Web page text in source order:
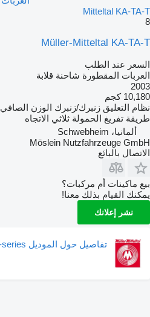
Mitteltal KA-TA-T
8
Müller-Mitteltal KA-TA-T
السعر عند الطلب
العربات المقطورة شاحنة قلابة
2003
10,180 كجم
نظام التعليق زنبرك/زنبرك الوزن الصافي
طريقة تفريغ الحمولة ثلاثي الاتجاه
ألمانيا، Schwebheim
Möslein Nutzfahrzeuge GmbH
الاتصال بالبائع
بيع ماكينات أم مركبات؟
يمكنك القيام بذلك معنا!
نشر إعلانك
تفاصيل حول الموديل Müller-Mitteltal T-series